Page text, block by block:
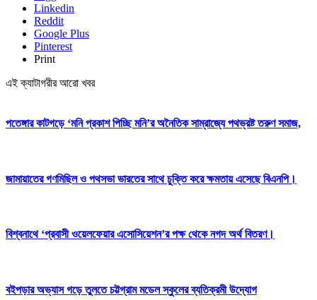
Linkedin
Reddit
Google Plus
Pinterest
Print
এই ক্যাটাগরীর আরো খবর
পতেঙ্গার কাটগড়ে ‘মনি প্রকাশ পিচ্ছি মনি’র অনৈতিক সাম্রাজ্যে পথভ্রষ্ট তরুণ সমাজ,
জামায়াতের গণমিছিল ও পথসভা ভারতের সাথে চুক্তি করে ক্ষমতায় এসেছে বিএনপি।
বিশ্বনাথে ‘প্রবাসী ওয়েলফেয়ার এসোসিয়েশন’র পক্ষ থেকে নগদ অর্থ বিতরণ।
বইপড়ার অভ্যাস গড়ে তুলতে চট্টগ্রাম মডেল স্কুলের ব্যতিক্রমী উদ্যোগ